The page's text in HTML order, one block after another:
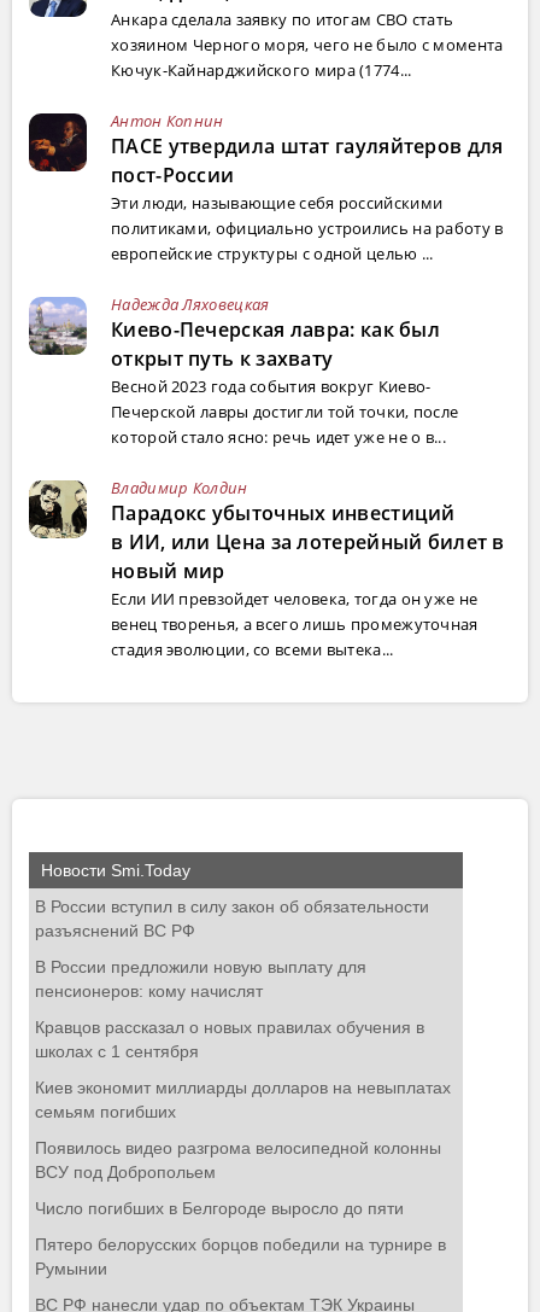
Анкара сделала заявку по итогам СВО стать
хозяином Черного моря, чего не было с момента
Кючук-Кайнарджийского мира (1774...
Антон Копнин
ПАСЕ утвердила штат гауляйтеров для
пост-России
Эти люди, называющие себя российскими
политиками, официально устроились на работу в
европейские структуры с одной целью ...
Надежда Ляховецкая
Киево-Печерская лавра: как был
открыт путь к захвату
Весной 2023 года события вокруг Киево-
Печерской лавры достигли той точки, после
которой стало ясно: речь идет уже не о в...
Владимир Колдин
Парадокс убыточных инвестиций
в ИИ, или Цена за лотерейный билет в
новый мир
Если ИИ превзойдет человека, тогда он уже не
венец творенья, а всего лишь промежуточная
стадия эволюции, со всеми вытека...